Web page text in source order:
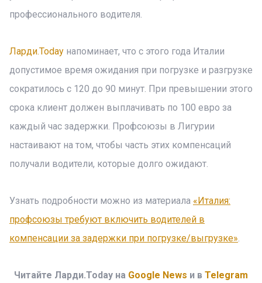
профессионального водителя.
Ларди.Today напоминает, что с этого года Италии
допустимое время ожидания при погрузке и разгрузке
сократилось с 120 до 90 минут. При превышении этого
срока клиент должен выплачивать по 100 евро за
каждый час задержки. Профсоюзы в Лигурии
настаивают на том, чтобы часть этих компенсаций
получали водители, которые долго ожидают.
Узнать подробности можно из материала «Италия:
профсоюзы требуют включить водителей в
компенсации за задержки при погрузке/выгрузке».
Читайте Ларди.Today на Google News и в Telegram